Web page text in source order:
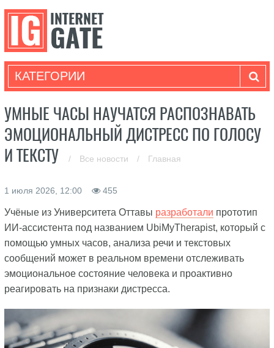
КАТЕГОРИИ
УМНЫЕ ЧАСЫ НАУЧАТСЯ РАСПОЗНАВАТЬ
ЭМОЦИОНАЛЬНЫЙ ДИСТРЕСС ПО ГОЛОСУ
И ТЕКСТУ
/ Все новости / Главная
1 июля 2026, 12:00 455
Учёные из Университета Оттавы разработали прототип
ИИ-ассистента под названием UbiMyTherapist, который с
помощью умных часов, анализа речи и текстовых
сообщений может в реальном времени отслеживать
эмоциональное состояние человека и проактивно
реагировать на признаки дистресса.